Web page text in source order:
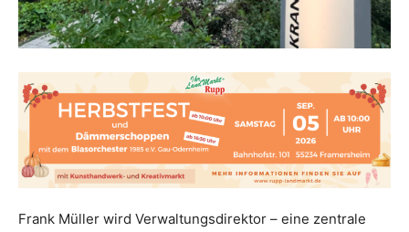
Frank Müller wird Verwaltungsdirektor – eine zentrale